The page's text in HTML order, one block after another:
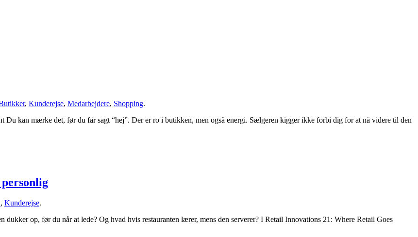
, Kunderejse, Medarbejdere, Shopping.
kan mærke det, før du får sagt “hej”. Der er ro i butikken, men også energi. Sælgeren kigger ikke forbi dig for at nå videre til den
, Kunderejse.
op, før du når at lede? Og hvad hvis restauranten lærer, mens den serverer? I Retail Innovations 21: Where Retail Goes